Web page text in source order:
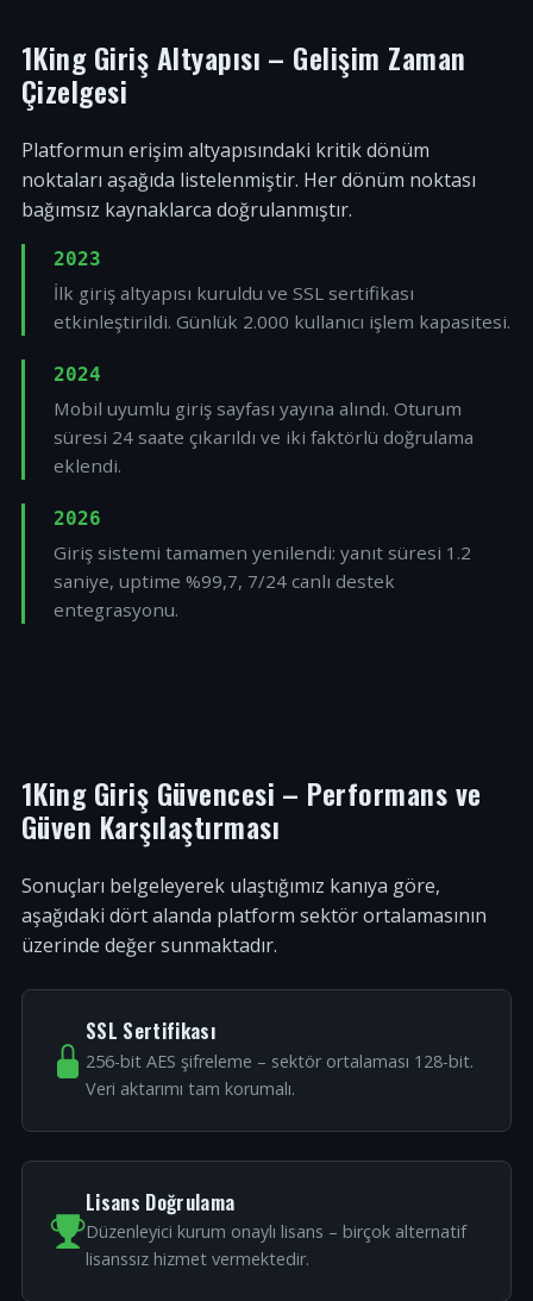
1King Giriş Altyapısı – Gelişim Zaman
Çizelgesi
Platformun erişim altyapısındaki kritik dönüm
noktaları aşağıda listelenmiştir. Her dönüm noktası
bağımsız kaynaklarca doğrulanmıştır.
2023
İlk giriş altyapısı kuruldu ve SSL sertifikası
etkinleştirildi. Günlük 2.000 kullanıcı işlem kapasitesi.
2024
Mobil uyumlu giriş sayfası yayına alındı. Oturum
süresi 24 saate çıkarıldı ve iki faktörlü doğrulama
eklendi.
2026
Giriş sistemi tamamen yenilendi: yanıt süresi 1.2
saniye, uptime %99,7, 7/24 canlı destek
entegrasyonu.
1King Giriş Güvencesi – Performans ve
Güven Karşılaştırması
Sonuçları belgeleyerek ulaştığımız kanıya göre,
aşağıdaki dört alanda platform sektör ortalamasının
üzerinde değer sunmaktadır.
SSL Sertifikası
256-bit AES şifreleme – sektör ortalaması 128-bit.
Veri aktarımı tam korumalı.
Lisans Doğrulama
Düzenleyici kurum onaylı lisans – birçok alternatif
lisanssız hizmet vermektedir.